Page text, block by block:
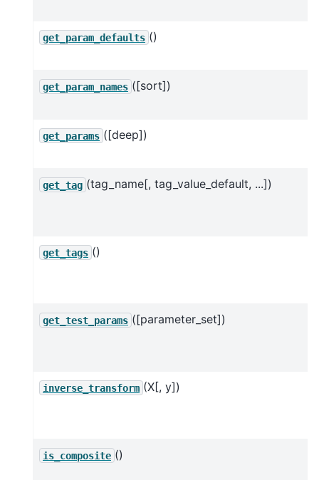
get_param_defaults ()
get_param_names ([sort])
get_params ([deep])
get_tag (tag_name[, tag_value_default, ...])
get_tags ()
get_test_params ([parameter_set])
inverse_transform (X[, y])
is_composite ()